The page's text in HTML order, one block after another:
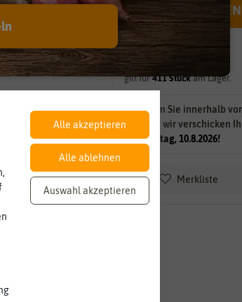
IN
sofort lieferbar
gilt für411Stückam Lager.
Bestellen Sie innerhalb
Sek.
und wir verschicken
am Montag, 10.8.2026!
Merkliste
zu dem das Saat-
sehr gut keimen
kategorisiert in:
oder
Alle akzeptieren
Alle ablehnen
Auswahl akzeptieren